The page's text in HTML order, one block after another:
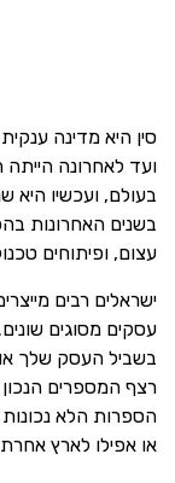
סין היא מדינה
ועד לאחרונה
בעולם, ועכשיו
בשנים האחרונות
עצום, ופיתוחים
ישראלים רבים
עסקים מסוגים
בשביל העסק שלך או
רצף המספרים הנכון
הספרות הלא
או אפילו לארץ אחרת